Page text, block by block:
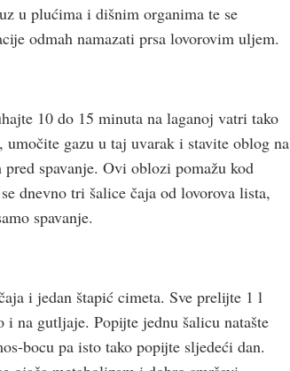
u plućima i dišnim organima te se
odmah namazati prsa lovorovim uljem.
10 do 15 minuta na laganoj vatri tako
gazu u taj uvarak i stavite oblog na
spavanje. Ovi oblozi pomažu kod
dnevno tri šalice čaja od lovorova lista,
spavanje.
i jedan štapić cimeta. Sve prelijte 1 l
na gutljaje. Popijte jednu šalicu natašte
bocu pa isto tako popijte sljedeći dan.